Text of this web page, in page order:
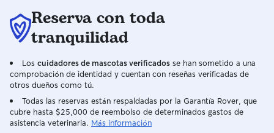
Reserva con toda
tranquilidad
Los cuidadores de mascotas verificados se han sometido a una
comprobación de identidad y cuentan con reseñas verificadas de
otros dueños como tú.
Todas las reservas están respaldadas por la Garantía Rover, que
cubre hasta $25,000 de reembolso de determinados gastos de
asistencia veterinaria. Más información